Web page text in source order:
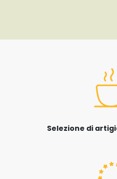
Selezione di